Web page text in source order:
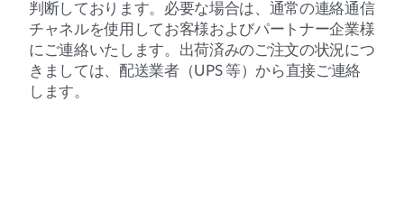
判断しております。必要な場合は、通常の連絡通信
チャネルを使用してお客様およびパートナー企業様
にご連絡いたします。出荷済みのご注文の状況につ
きましては、配送業者（UPS 等）から直接ご連絡
します。